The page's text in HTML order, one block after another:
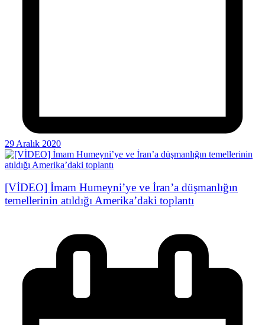
29 Aralık 2020
[VİDEO] İmam Humeyni’ye ve İran’a düşmanlığın
temellerinin atıldığı Amerika’daki toplantı